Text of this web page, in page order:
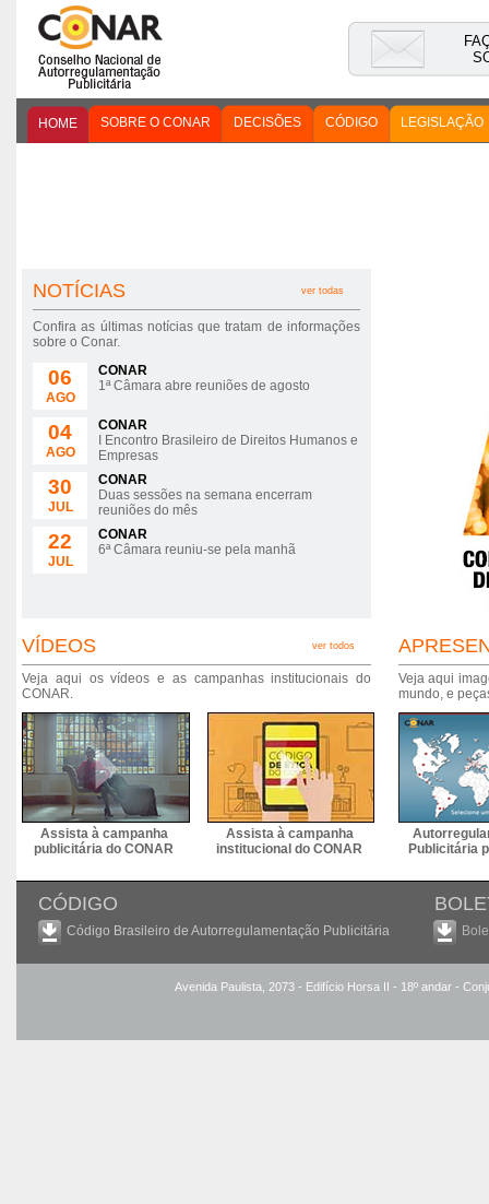
HOME SOBRE O CONAR DECISÕES CÓDIGO LEGISLAÇÃO
NOTÍCIAS ver todas
Confira as últimas notícias que tratam de informações
sobre o Conar.
06
AGO
CONAR
1ª Câmara abre reuniões de agosto
04
AGO
CONAR
I Encontro Brasileiro de Direitos Humanos e
Empresas
30
JUL
CONAR
Duas sessões na semana encerram
reuniões do mês
22
JUL
CONAR
6ª Câmara reuniu-se pela manhã
VÍDEOS ver todos
Veja aqui os vídeos e as campanhas institucionais do
CONAR.
Assista à campanha
publicitária do CONAR
Assista à campanha
institucional do CONAR
Veja aqui
mundo, e
Publicitária
CÓDIGO
Código Brasileiro de Autorregulamentação Publicitária
Avenida Paulista, 2073 - Edifício Horsa II - 18º andar -